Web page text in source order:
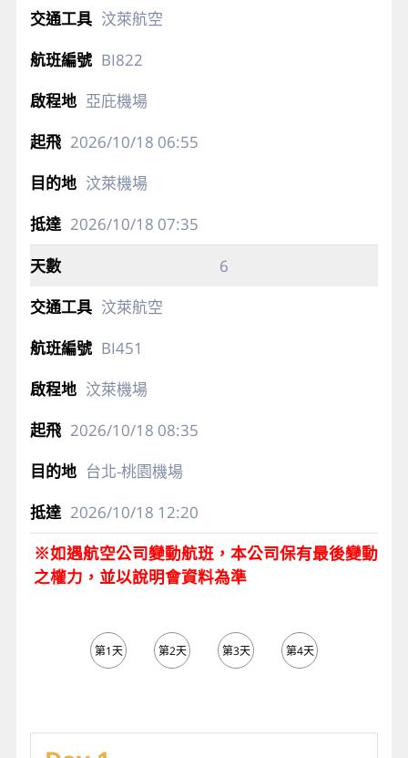
汶萊航空
BI822
亞庇機場
2026/10/18 06:55
汶萊機場
2026/10/18 07:35
6
汶萊航空
BI451
汶萊機場
2026/10/18 08:35
台北-桃園機場
2026/10/18 12:20
※如遇航空公司變動航班，本公司保有最後變動
之權力，並以說明會資料為準
第1天 第2天 第3天 第4天